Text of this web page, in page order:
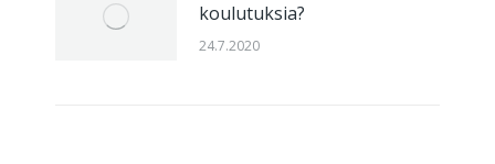
koulutuksia?
24.7.2020